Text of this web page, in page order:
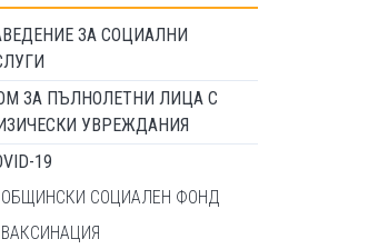
ЗА СОЦИАЛНИ
ЗА ПЪЛНОЛЕТНИ ЛИЦА С
УВРЕЖДАНИЯ
19
ОБЩИНСКИ СОЦИАЛЕН ФОНД
ВАКСИНАЦИЯ